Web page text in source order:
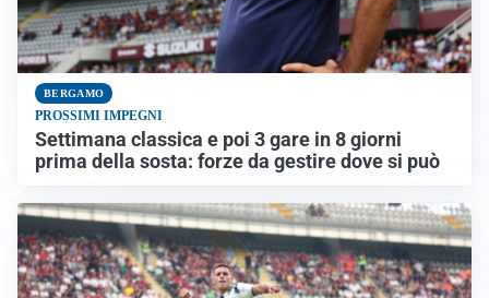
BERGAMO
PROSSIMI IMPEGNI
Settimana classica e poi 3 gare in 8 giorni
prima della sosta: forze da gestire dove si può